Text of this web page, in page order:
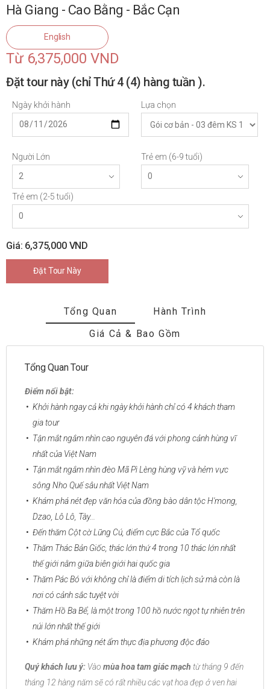
Hà Giang - Cao Bằng - Bắc Cạn
English
Từ 6,375,000 VND
Đặt tour này (chỉ Thứ 4 (4) hàng tuần ).
Ngày khởi hành Lựa chọn
Người Lớn Trẻ em (6-9 tuổi)
Trẻ em (2-5 tuổi)
Giá: 6,375,000 VND
Đặt Tour Này
Tổng Quan
Hành Trình
Giá Cả & Bao Gồm
Tổng Quan Tour
Điểm nổi bật:
Khởi hành ngay cả khi ngày khởi hành chỉ có 4 khách tham
gia tour
Tận mắt ngắm nhìn cao nguyên đá với phong cảnh hùng vĩ
nhất của Việt Nam
Tận mắt ngắm nhìn đèo Mã Pì Lèng hùng vỹ và hẻm vực
sông Nho Quế sâu nhất Việt Nam
Khám phá nét đẹp văn hóa của đồng bào dân tộc H'mong,
Dzao, Lô Lô, Tày...
Đến thăm Cột cờ Lũng Cú, điểm cực Bắc của Tổ quốc
Thăm Thác Bản Giốc, thác lớn thứ 4 trong 10 thác lớn nhất
thế giới nằm giữa biên giới hai quốc gia
Thăm Pác Bó với không chỉ là điểm di tích lịch sử mà còn là
nơi có cảnh sắc tuyệt vời
Thăm Hồ Ba Bể, là một trong 100 hồ nước ngọt tự nhiên trên
núi lớn nhất thế giới
Khám phá những nét ẩm thực địa phương độc đáo
Quý khách lưu ý: Vào mùa hoa tam giác mạch từ tháng 9 đến
tháng 12 hàng năm sẽ có rất nhiều các vạt hoa đẹp ở ven hai